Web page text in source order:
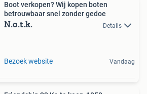
Boot verkopen? Wij kopen boten
betrouwbaar snel zonder gedoe
N.o.t.k. Details
Bezoek website Vandaag